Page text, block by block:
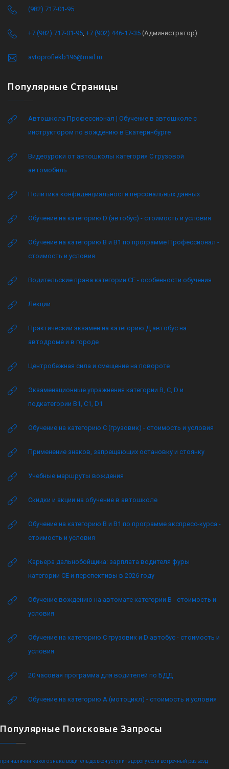
(982) 717-01-95
+7 (982) 717-01-95 +7 (902) 446-17-35 (Администратор)
avtoprofiekb196@mail.ru
Популярные Страницы
Автошкола Профессионал | Обучение в автошколе с
инструктором по вождению в Екатеринбурге
Видеоуроки от автошколы категория C грузовой
автомобиль
Политика конфиденциальности персональных данных
Обучение на категорию D (автобус) - стоимость и условия
Обучение на категорию B и B1 по программе Профессионал -
стоимость и условия
Водительские права категории CE - особенности обучения
Лекции
Практический экзамен на категорию Д автобус на
автодроме и в городе
Центробежная сила и смещение на повороте
Экзаменационные упражнения категории B, C, D и
подкатегории B1, C1, D1
Обучение на категорию C (грузовик) - стоимость и условия
Применение знаков, запрещающих остановку и стоянку
Учебные маршруты вождения
Скидки и акции на обучение в автошколе
Обучение на категорию B и B1 по программе экспресс-курса -
стоимость и условия
Карьера дальнобойщика: зарплата водителя фуры
категории CE и перспективы в 2026 году
Обучение вождению на автомате категории B - стоимость и
условия
Обучение на категорию C грузовик и D автобус - стоимость и
условия
20 часовая программа для водителей по БДД
Обучение на категорию А (мотоцикл) - стоимость и условия
Популярные Поисковые Запросы
при наличии какого знака водитель должен уступить дорогу если встречный разъезд